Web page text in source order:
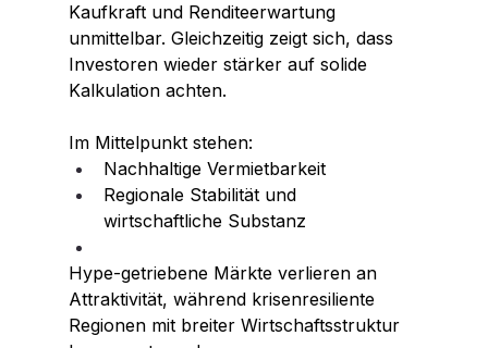
Kaufkraft und Renditeerwartung
unmittelbar. Gleichzeitig zeigt sich, dass
Investoren wieder stärker auf solide
Kalkulation achten.
Im Mittelpunkt stehen:
Nachhaltige Vermietbarkeit
Regionale Stabilität und
wirtschaftliche Substanz
Hype-getriebene Märkte verlieren an
Attraktivität, während krisenresiliente
Regionen mit breiter Wirtschaftsstruktur